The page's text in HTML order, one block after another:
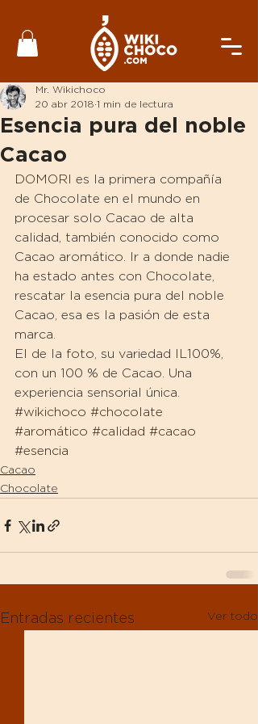
Esencia pura del noble
Cacao
Mr. Wikichoco
20 abr 2018 1 min de lectura
DOMORI
es la primera compañía
de Chocolate en el mundo en
procesar solo Cacao de alta
calidad, también conocido como
Cacao aromático. Ir a donde nadie
ha estado antes con Chocolate,
rescatar la esencia pura del noble
Cacao, esa es la pasión de esta
marca.
El de la foto, su variedad IL100%,
con un 100 % de Cacao. Una
experiencia sensorial única.
#wikichoco #chocolate
#aromático #calidad #cacao
#esencia
Cacao
Chocolate
Entradas recientes Ver todo